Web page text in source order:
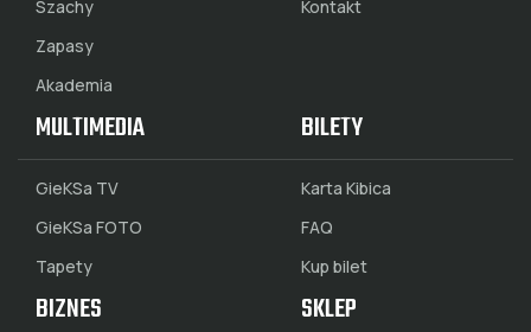
Szachy
Zapasy
Akademia
Kontakt
MULTIMEDIA
GieKSa TV
GieKSa FOTO
Tapety
BILETY
Karta Kibica
FAQ
Kup bilet
BIZNES SKLEP